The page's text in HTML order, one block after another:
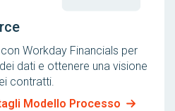
Workday Financials per
dati e ottenere una visione
contratti.
Modello Processo